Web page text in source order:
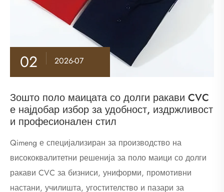
02 2026-07
Зошто поло маицата со долги ракави CVC
е најдобар избор за удобност, издржливост
и професионален стил
​Qimeng е специјализиран за производство на
висококвалитетни решенија за поло маици со долги
ракави CVC за бизниси, униформи, промотивни
настани, училишта, угостителство и пазари за